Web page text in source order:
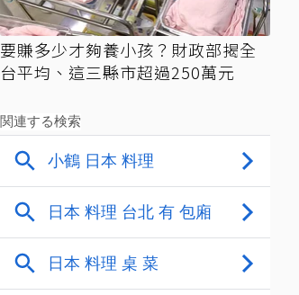
要賺多少才夠養小孩？財政部揭全
台平均、這三縣市超過250萬元